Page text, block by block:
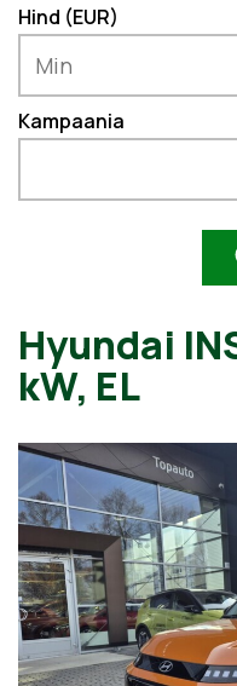
Hind (EUR)
Kampaania
Hyundai
kW, EL